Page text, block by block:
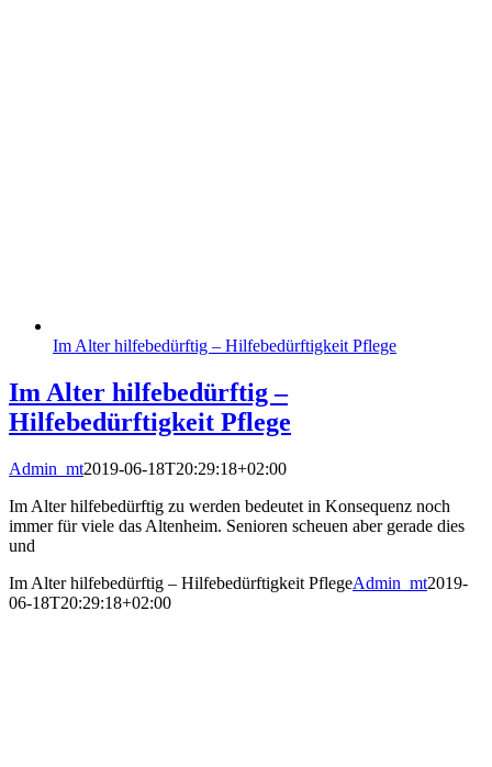
Im Alter hilfebedürftig – Hilfebedürftigkeit Pflege
Im Alter hilfebedürftig –
Hilfebedürftigkeit Pflege
Admin_mt2019-06-18T20:29:18+02:00
Im Alter hilfebedürftig zu werden bedeutet in Konsequenz noch
immer für viele das Altenheim. Senioren scheuen aber gerade dies
und
Im Alter hilfebedürftig – Hilfebedürftigkeit PflegeAdmin_mt2019-
06-18T20:29:18+02:00